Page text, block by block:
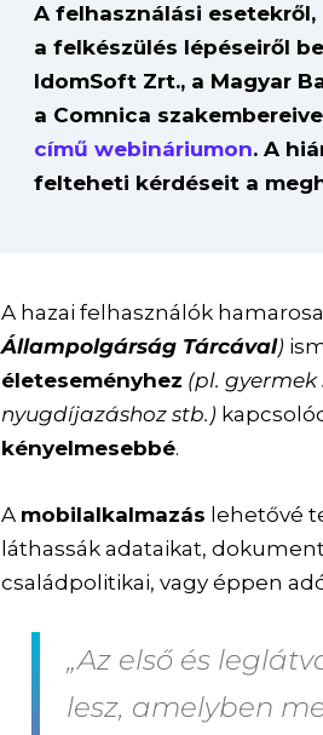
A felhasználási
a felkészülés lépéseiről
IdomSoft Zrt., a Magyar
a Comnica
című webináriumon. A
felteheti kérdéseit a
A hazai felhasználók
Állampolgárság Tárcával)
életeseményhez (pl. gyermek
nyugdíjazáshoz stb.)
kényelmesebbé.
A mobilalkalmazás lehetővé
láthassák adataikat,
családpolitikai, vagy éppen
„Az első és
lesz, amelyben